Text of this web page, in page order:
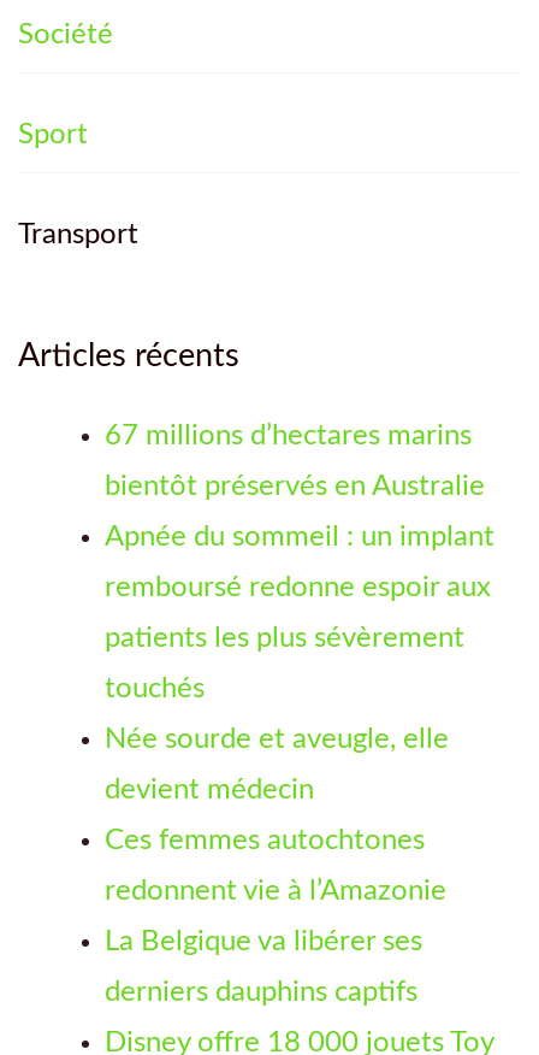
Société
Sport
Transport
Articles récents
67 millions d’hectares marins
bientôt préservés en Australie
Apnée du sommeil : un implant
remboursé redonne espoir aux
patients les plus sévèrement
touchés
Née sourde et aveugle, elle
devient médecin
Ces femmes autochtones
redonnent vie à l’Amazonie
La Belgique va libérer ses
derniers dauphins captifs
Disney offre 18 000 jouets Toy